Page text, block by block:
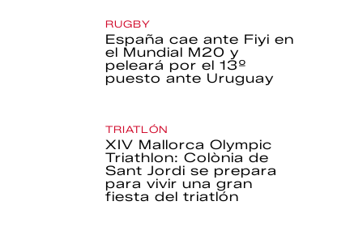
RUGBY
España cae ante Fiyi en
el Mundial M20 y
peleará por el 13º
puesto ante Uruguay
TRIATLÓN
XIV Mallorca Olympic
Triathlon: Colònia de
Sant Jordi se prepara
para vivir una gran
fiesta del triatlón